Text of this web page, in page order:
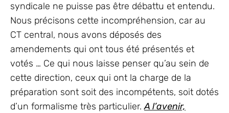
syndicale ne puisse pas être débattu et entendu.
Nous précisons cette incompréhension, car au
CT central, nous avons déposés des
amendements qui ont tous été présentés et
votés … Ce qui nous laisse penser qu’au sein de
cette direction, ceux qui ont la charge de la
préparation sont soit des incompétents, soit dotés
d’un formalisme très particulier.A l’avenir,